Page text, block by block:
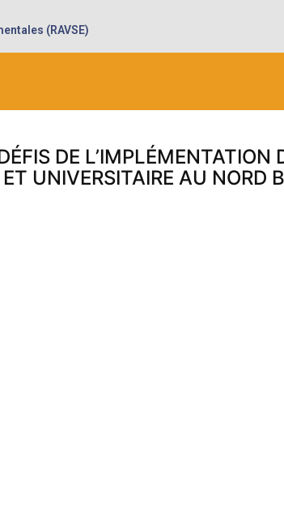
(RAVSE)
DE L’IMPLÉMENTATION
UNIVERSITAIRE AU NORD